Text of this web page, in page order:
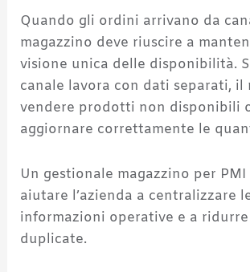
Quando gli ordini arrivano da
magazzino deve riuscire a
visione unica delle disponibilità.
canale lavora con dati separati, il
vendere prodotti non disponibili
aggiornare correttamente le
Un gestionale magazzino per
aiutare l’azienda a centralizzare
informazioni operative e a
duplicate.